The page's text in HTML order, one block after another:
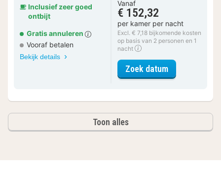
Inclusief zeer goed
ontbijt
Gratis annuleren
Vooraf betalen
Bekijk details
Vanaf
€ 152,32
per kamer per nacht
Excl. € 7,18 bijkomende kosten
op basis van 2 personen en 1
nacht
Zoek datumvoor Comfy
Toon alles